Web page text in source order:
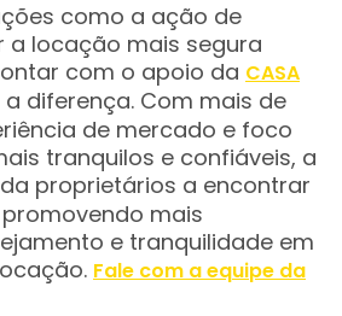
como a ação de
a locação mais segura
com o apoio da CASA
diferença. Com mais de
de mercado e foco
tranquilos e confiáveis, a
proprietários a encontrar
mais
e tranquilidade em
Fale com a equipe da